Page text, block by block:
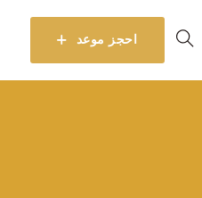
احجز موعد